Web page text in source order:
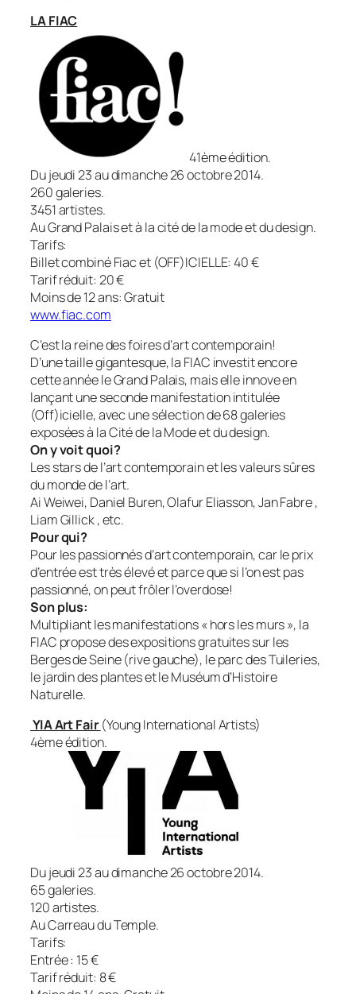
LA FIAC
41ème édition.
Du jeudi 23 au dimanche 26 octobre 2014.
260 galeries.
3451 artistes.
Au Grand Palais et à la cité de la mode et du design.
Tarifs:
Billet combiné Fiac et (OFF)ICIELLE: 40 €
Tarif réduit: 20 €
Moins de 12 ans: Gratuit
www.fiac.com
C’est la reine des foires d’art contemporain!
D’une taille gigantesque, la FIAC investit encore
cette année le Grand Palais, mais elle innove en
lançant une seconde manifestation intitulée
(Off)icielle, avec une sélection de 68 galeries
exposées à la Cité de la Mode et du design.
On y voit quoi?
Les stars de l’art contemporain et les valeurs sûres
du monde de l’art.
Ai Weiwei, Daniel Buren, Olafur Eliasson, Jan Fabre ,
Liam Gillick , etc.
Pour qui?
Pour les passionnés d’art contemporain, car le prix
d’entrée est très élevé et parce que si l’on est pas
passionné, on peut frôler l’overdose!
Son plus:
Multipliant les manifestations « hors les murs », la
FIAC propose des expositions gratuites sur les
Berges de Seine (rive gauche), le parc des Tuileries,
le jardin des plantes et le Muséum d’Histoire
Naturelle.
YIA Art Fair (Young International Artists)
4ème édition.
Du jeudi 23 au dimanche 26 octobre 2014.
65 galeries.
120 artistes.
Au Carreau du Temple.
Tarifs:
Entrée : 15 €
Tarif réduit: 8 €